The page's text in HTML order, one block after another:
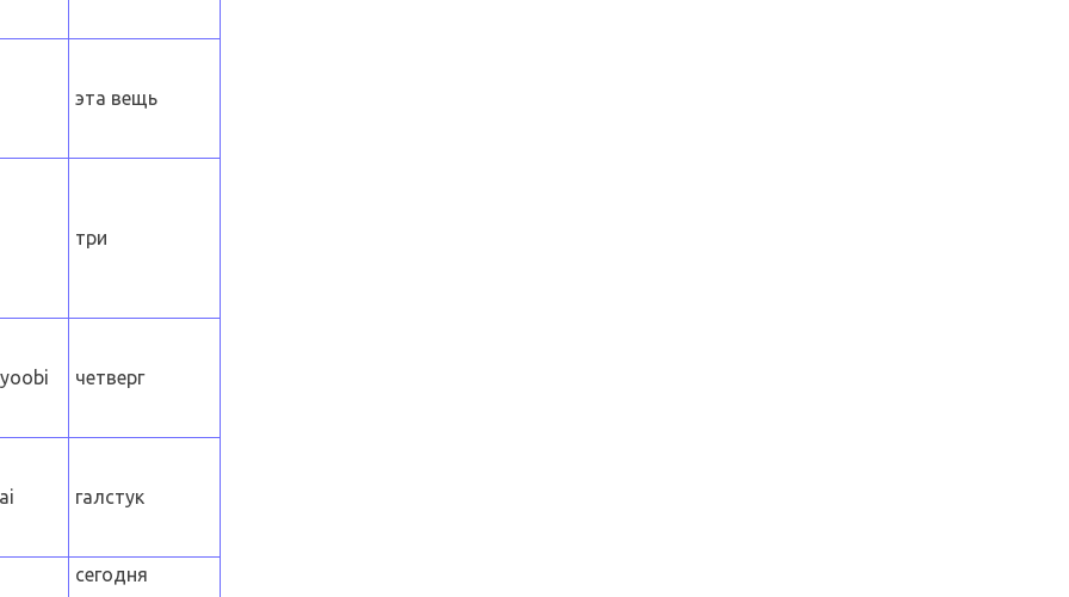
эта вещь
три
четверг
галстук
сегодня